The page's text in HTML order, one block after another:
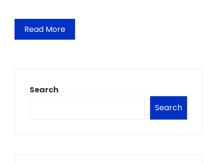
Read More
Search
Search